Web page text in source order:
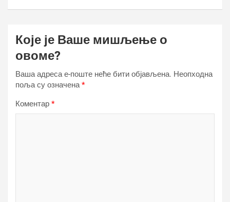
Које је Ваше мишљење о
овоме?
Ваша адреса е-поште неће бити објављена. Неопходна
поља су означена*
Коментар *